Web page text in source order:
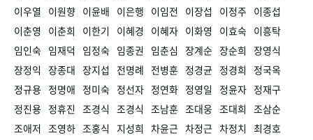
이우열
이원향 이윤배 이은행 이임전 이장섭 이정주 이종섭
이춘영
이춘희 이한기 이혜경 이혜자 이화영 이효숙 이흥탁
임인숙 임재덕 임정숙 임종권 임춘심 장계순 장순희 장영식
장정익 장종대 장지섭 전명례 전병훈 정경균 정경희
정국옥
정규용 정명애 정미숙 정선자 정연화 정영일 정윤자 정재구
정진용 정휴진 조경식 조경식 조남훈 조대웅 조대희 조삼순
조애저 조영하 조홍식 지성희 차윤근 차정근 차정치 최경호